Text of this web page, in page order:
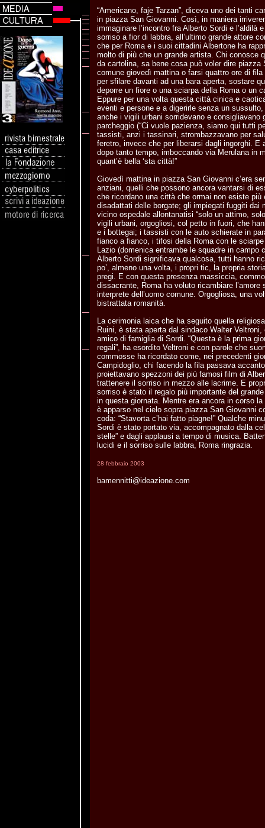
“Americano, faje Tarzan”, diceva uno dei tanti
in piazza San Giovanni. Così, in maniera
immaginare l’incontro fra Alberto Sordi e l’aldilà
sorriso a fior di labbra, all’ultimo grande attore
che per Roma e i suoi cittadini Albertone ha
molto di più che un grande artista. Chi conosce
da cartolina, sa bene cosa può voler dire piazza
comune giovedì mattina o farsi quattro ore di
per sfilare davanti ad una bara aperta, sostare
deporre un fiore o una sciarpa della Roma o un
Eppure per una volta questa città cinica e
eventi e persone e a digerirle senza un
anche i vigili urbani sorridevano e consigliavano
parcheggio (“Ci vuole pazienza, siamo qui tutti
tassisti, anzi i tassinari, strombazzavano per
feretro, invece che per liberarsi dagli ingorghi. E
dopo tanto tempo, imboccando via Merulana in
quant’è bella ‘sta città!”
Giovedì mattina in piazza San Giovanni c’era
anziani, quelli che possono ancora vantarsi di
che ricordano una città che ormai non esiste più
disadattati delle borgate; gli impiegati fuggiti dai
vicino ospedale allontanatisi “solo un attimo,
vigili urbani, orgogliosi, col petto in fuori, che
e i bottegai; i tassisti con le auto schierate in
fianco a fianco, i tifosi della Roma con le
Lazio (domenica entrambe le squadre in campo
Alberto Sordi significava qualcosa, tutti hanno
po’, almeno una volta, i propri tic, la propria
pregi. E con questa presenza massiccia,
dissacrante, Roma ha voluto ricambiare l’amore
interprete dell’uomo comune. Orgogliosa, una
bistrattata romanità.
La cerimonia laica che ha seguito quella
Ruini, è stata aperta dal sindaco Walter
amico di famiglia di Sordi. “Questa è la prima
regali”, ha esordito Veltroni e con parole che
commosse ha ricordato come, nei precedenti
Campidoglio, chi facendo la fila passava
proiettavano spezzoni dei più famosi film di
trattenere il sorriso in mezzo alle lacrime. E
sorriso è stato il regalo più importante del
in questa giornata. Mentre era ancora in corso
è apparso nel cielo sopra piazza San Giovanni
coda: “Stavorta c’hai fatto piagne!” Qualche
Sordi è stato portato via, accompagnato dalla
stelle” e dagli applausi a tempo di musica.
lucidi e il sorriso sulle labbra, Roma ringrazia.
28 febbraio 2003
bamennitti@ideazione.com